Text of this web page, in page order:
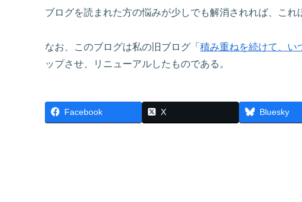
ブログを読まれた方の悩みが少しでも解消されれば、これ
なお、このブログは私の旧ブログ「 積み重ねを続けて、い
ップさせ、リニューアルしたものである。
Facebook X Bluesky